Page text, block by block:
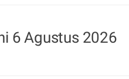
6 Agustus 2026